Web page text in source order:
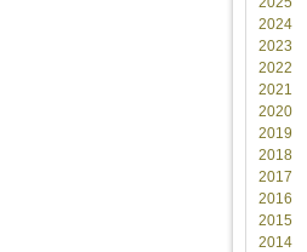
2024
2023
2022
2021
2020
2019
2018
2017
2016
2015
2014